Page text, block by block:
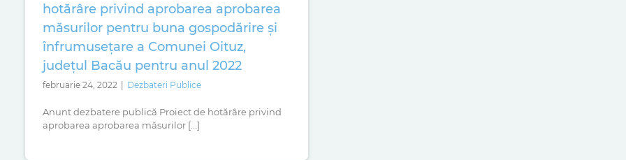
hotărâre privind aprobarea aprobarea
măsurilor pentru buna gospodărire și
înfrumusețare a Comunei Oituz,
județul Bacău pentru anul 2022
februarie 24, 2022 Dezbateri Publice
Anunt dezbatere publică Proiect de hotărâre privind
aprobarea aprobarea măsurilor [...]